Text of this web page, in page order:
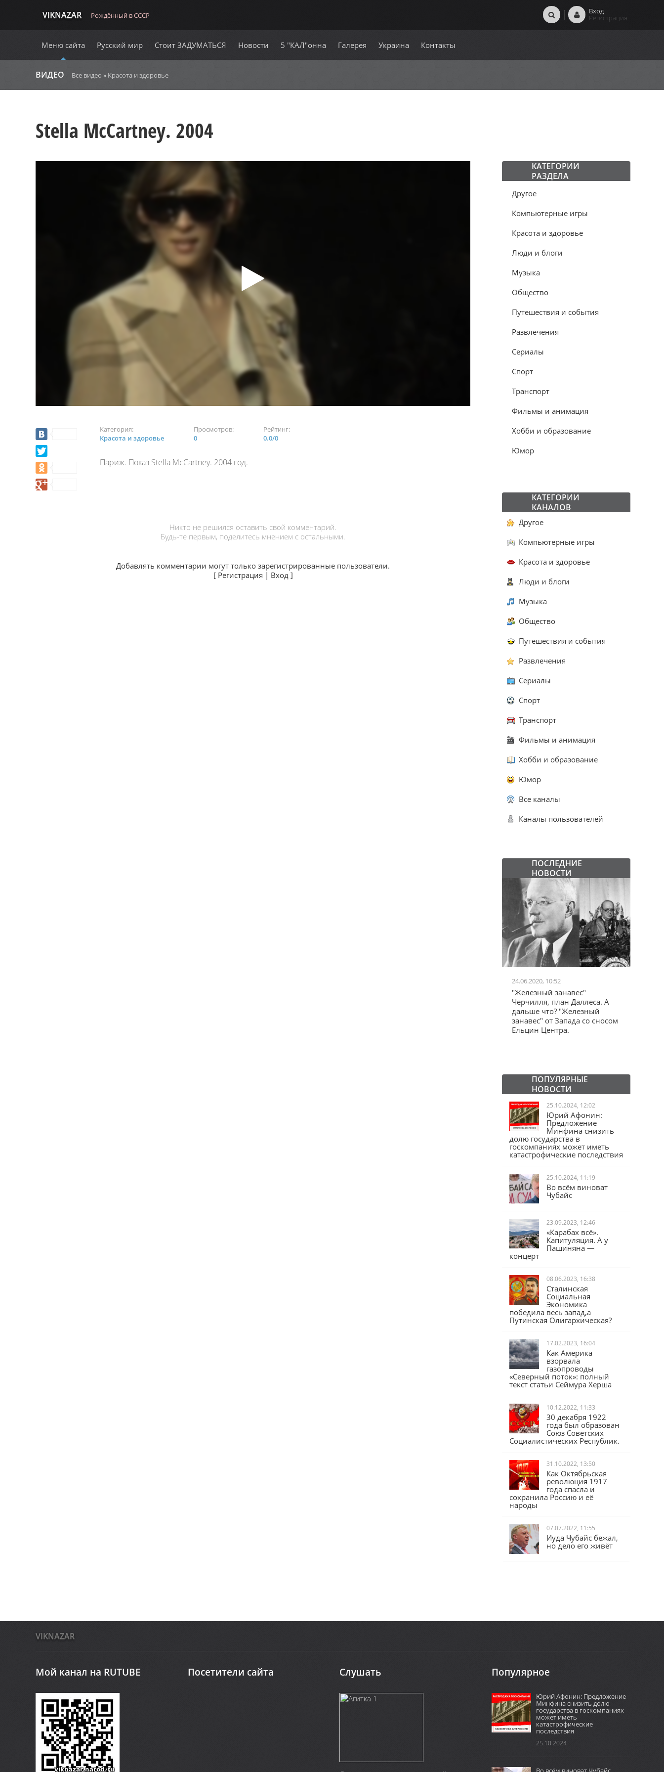
VIKNAZAR Рождённый в СССР Вход
Регистрация
Меню сайта Русский мир Стоит ЗАДУМАТЬСЯ Новости 5 "КАЛ"онна Галерея Украина Контакты
ВИДЕО Все видео » Красота и здоровье
Stella McCartney. 2004
Категория:
Красота и здоровье
Просмотров:
0
Рейтинг:
0.0/0
Париж. Показ Stella McCartney. 2004 год.
Никто не решился оставить свой комментарий.
Будь-те первым, поделитесь мнением с остальными.
Добавлять комментарии могут только зарегистрированные пользователи.
[ Регистрация | Вход]
КАТЕГОРИИ
РАЗДЕЛА
Другое
Компьютерные игры
Красота и здоровье
Люди и блоги
Музыка
Общество
Путешествия и события
Развлечения
Сериалы
Спорт
Транспорт
Фильмы и анимация
Хобби и образование
Юмор
КАТЕГОРИИ
КАНАЛОВ
Другое
Компьютерные игры
Красота и здоровье
Люди и блоги
Музыка
Общество
Путешествия и события
Развлечения
Сериалы
Спорт
Транспорт
Фильмы и анимация
Хобби и образование
Юмор
Все каналы
Каналы пользователей
ПОСЛЕДНИЕ
НОВОСТИ
24.06.2020, 10:52
"Железный занавес"
Черчилля, план Даллеса. А
дальше что? "Железный
занавес" от Запада со сносом
Ельцин Центра.
ПОПУЛЯРНЫЕ
НОВОСТИ
25.10.2024, 12:02
Юрий Афонин:
Предложение
Минфина снизить
долю государства в
госкомпаниях может иметь
катастрофические последствия
25.10.2024, 11:19
Во всём виноват
Чубайс
23.09.2023, 12:46
«Карабах всё».
Капитуляция. А у
Пашиняна —
концерт
08.06.2023, 16:38
Сталинская
Социальная
Экономика
победила весь запад,а
Путинская Олигархическая?
17.02.2023, 16:04
Как Америка
взорвала
газопроводы
«Северный поток»: полный
текст статьи Сеймура Херша
10.12.2022, 11:33
30 декабря 1922
года был образован
Союз Советских
Социалистических Республик.
31.10.2022, 13:50
Как Октябрьская
революция 1917
года спасла и
сохранила Россию и её
народы
07.07.2022, 11:55
Иуда Чубайс бежал,
но дело его живёт
VIKNAZAR
Мой канал на RUTUBE Посетители сайта Слушать Популярное
Юрий Афонин: Предложение
Минфина снизить долю
государства в госкомпаниях
может иметь
катастрофические
последствия
25.10.2024